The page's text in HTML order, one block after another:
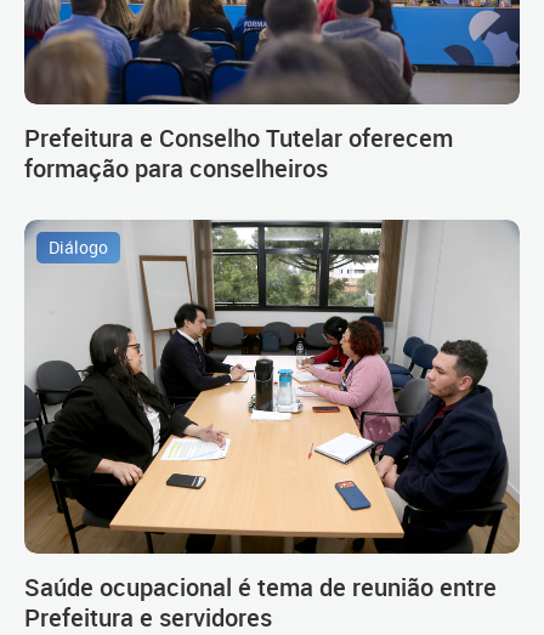
Prefeitura e Conselho Tutelar oferecem
formação para conselheiros
Diálogo
Saúde ocupacional é tema de reunião entre
Prefeitura e servidores